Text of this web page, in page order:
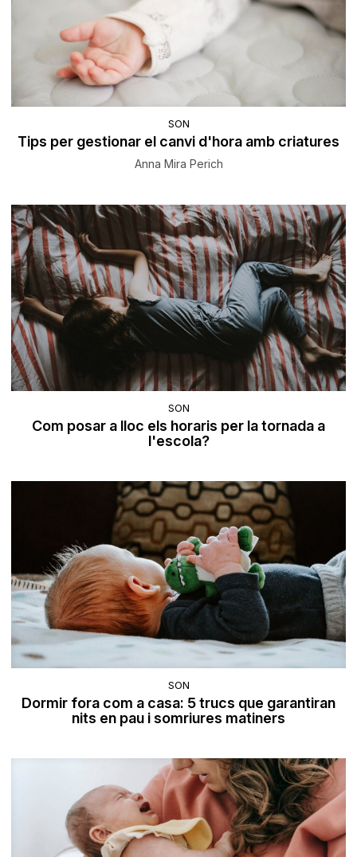
SON
Tips per gestionar el canvi d'hora amb criatures
Anna Mira Perich
SON
Com posar a lloc els horaris per la tornada a
l'escola?
SON
Dormir fora com a casa: 5 trucs que garantiran
nits en pau i somriures matiners